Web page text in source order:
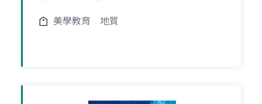
美學教育 地質